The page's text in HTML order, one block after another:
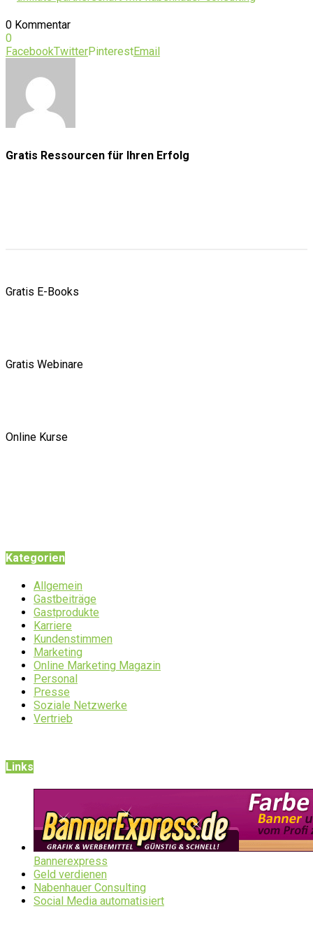
0 Kommentar
0
FacebookTwitterPinterestEmail
Gratis Ressourcen für Ihren Erfolg
Gratis E-Books
Gratis Webinare
Online Kurse
Kategorien
Allgemein
Gastbeiträge
Gastprodukte
Karriere
Kundenstimmen
Marketing
Online Marketing Magazin
Personal
Presse
Soziale Netzwerke
Vertrieb
Links
Bannerexpress
Geld verdienen
Nabenhauer Consulting
Social Media automatisiert